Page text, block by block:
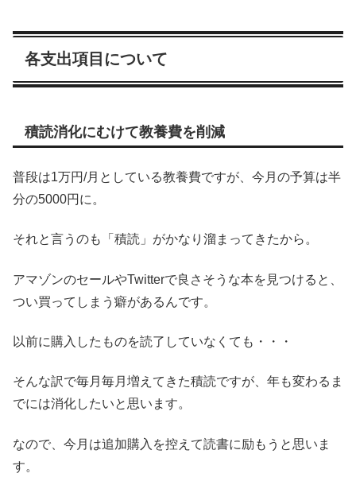
各支出項目について
積読消化にむけて教養費を削減
普段は1万円/月としている教養費ですが、今月の予算は半
分の5000円に。
それと言うのも「積読」がかなり溜まってきたから。
アマゾンのセールやTwitterで良さそうな本を見つけると、
つい買ってしまう癖があるんです。
以前に購入したものを読了していなくても・・・
そんな訳で毎月毎月増えてきた積読ですが、年も変わるま
でには消化したいと思います。
なので、今月は追加購入を控えて読書に励もうと思いま
す。